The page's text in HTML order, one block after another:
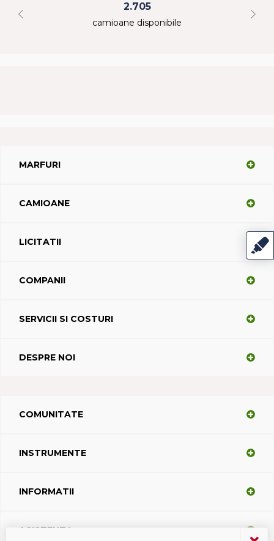
2.705
camioane disponibile
MARFURI
CAMIOANE
LICITATII
COMPANII
SERVICII SI COSTURI
DESPRE NOI
COMUNITATE
INSTRUMENTE
INFORMATII
ASISTENTA